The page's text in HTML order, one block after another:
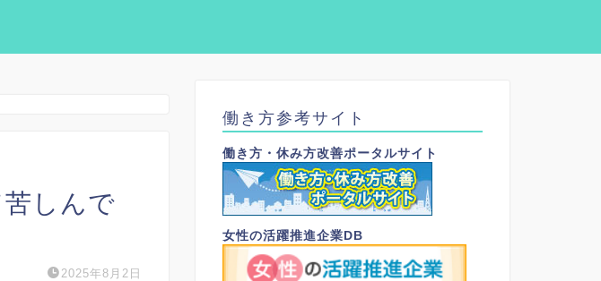
しんで
2025年8月2日
働き方参考サイト
働き方・休み方改善ポータルサイト
女性の活躍推進企業DB